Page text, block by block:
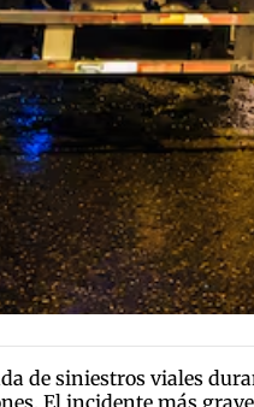
de siniestros viales